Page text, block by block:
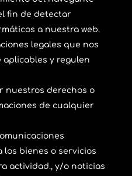
fin de detectar
a nuestra web.
legales que nos
y regulen
nuestros derechos o
de cualquier
los bienes o servicios
actividad., y/o noticias